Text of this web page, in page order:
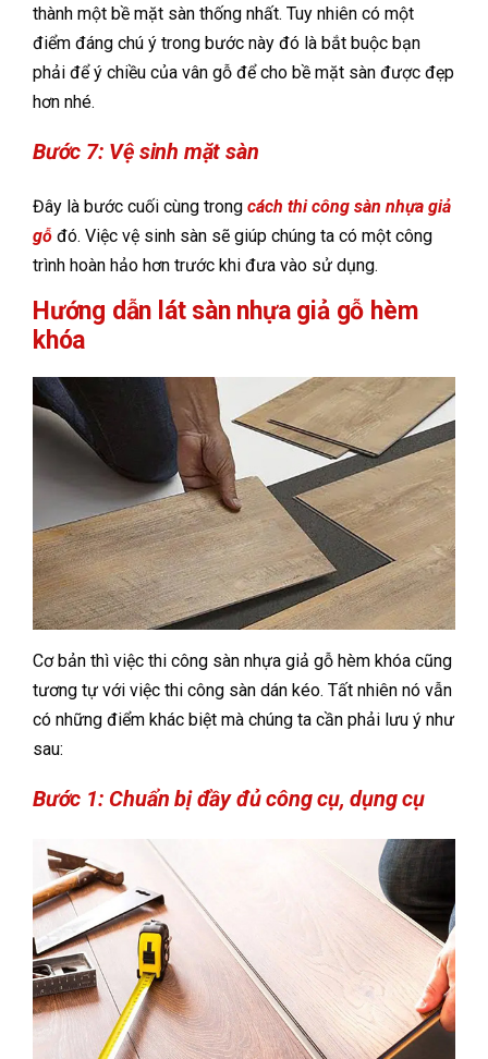
thành một bề mặt sàn thống nhất. Tuy nhiên có một
điểm đáng chú ý trong bước này đó là bắt buộc bạn
phải để ý chiều của vân gỗ để cho bề mặt sàn được đẹp
hơn nhé.
Bước 7: Vệ sinh mặt sàn
Đây là bước cuối cùng trong cách thi công sàn nhựa giả
gỗ đó. Việc vệ sinh sàn sẽ giúp chúng ta có một công
trình hoàn hảo hơn trước khi đưa vào sử dụng.
Hướng dẫn lát sàn nhựa giả gỗ hèm
khóa
Cơ bản thì việc thi công sàn nhựa giả gỗ hèm khóa cũng
tương tự với việc thi công sàn dán kéo. Tất nhiên nó vẫn
có những điểm khác biệt mà chúng ta cần phải lưu ý như
sau:
Bước 1: Chuẩn bị đầy đủ công cụ, dụng cụ